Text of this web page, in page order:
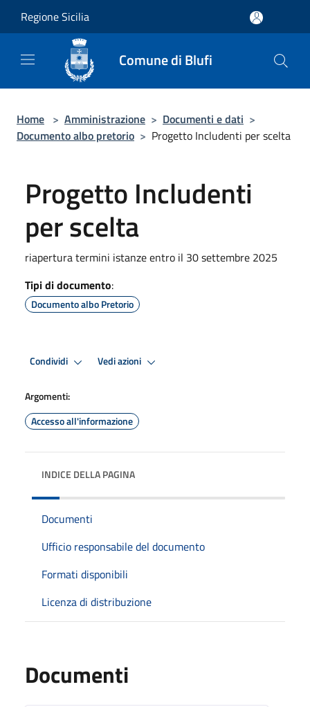
Regione Sicilia
Comune di Blufi
Home > Amministrazione > Documenti e dati >
Documento albo pretorio > Progetto Includenti per scelta
Progetto Includenti
per scelta
riapertura termini istanze entro il 30 settembre 2025
Tipi di documento:
Documento albo Pretorio
Condividi Vedi azioni
Argomenti:
Accesso all'informazione
INDICE DELLA PAGINA
Documenti
Ufficio responsabile del documento
Formati disponibili
Licenza di distribuzione
Documenti